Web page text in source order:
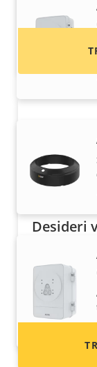
Desideri
Sei
Trova